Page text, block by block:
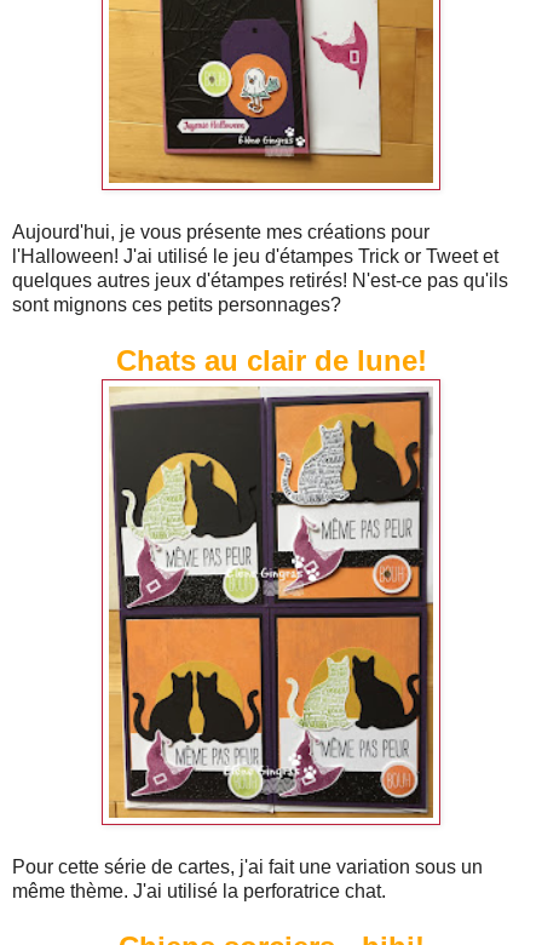
Aujourd'hui, je vous présente mes créations pour
l'Halloween! J'ai utilisé le jeu d'étampes Trick or Tweet et
quelques autres jeux d'étampes retirés! N'est-ce pas qu'ils
sont mignons ces petits personnages?
Chats au clair de lune!
Pour cette série de cartes, j'ai fait une variation sous un
même thème. J'ai utilisé la perforatrice chat.